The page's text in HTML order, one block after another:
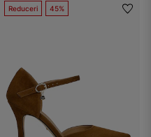
Reduceri 45%